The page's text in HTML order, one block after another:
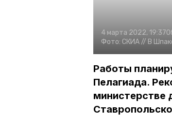
4 марта 2022, 19:37
Фото: СКИА // В
Работы
Пелагиада.
министерстве